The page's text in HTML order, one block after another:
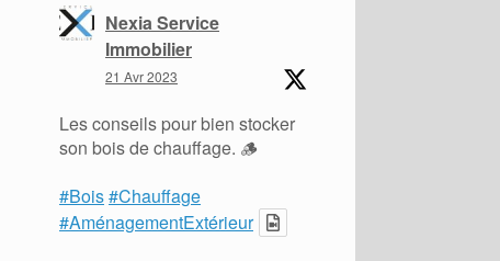
Nexia Service
Immobilier
21 Avr 2023
Les conseils pour bien stocker
son bois de chauffage. 🪵
#Bois#Chauffage
#AménagementExtérieur